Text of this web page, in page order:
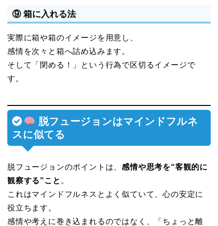
⑨ 箱に入れる法
実際に箱や箱のイメージを用意し、
感情を次々と箱へ詰め込みます。
そして「閉める！」という行為で区切るイメージで
す。
脱フュージョンはマインドフルネ
スに似てる
脱フュージョンのポイントは、感情や思考を“客観的に
観察する”こと 。
これはマインドフルネスとよく似ていて、心の安定に
役立ちます。
感情や考えに巻き込まれるのではなく、「ちょっと離